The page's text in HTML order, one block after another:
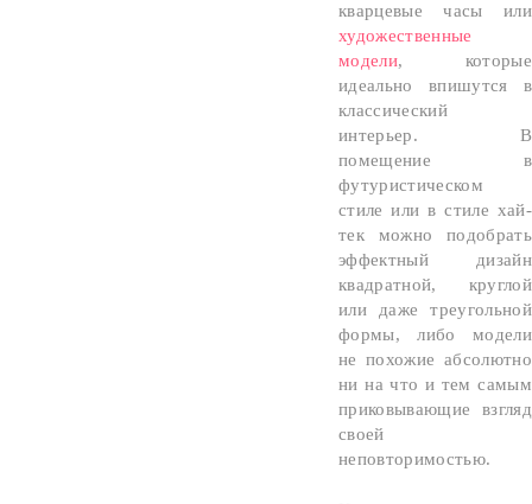
кварцевые часы или
художественные
модели, которые
идеально впишутся в
классический
интерьер. В
помещение в
футуристическом
стиле или в стиле хай-
тек можно подобрать
эффектный дизайн
квадратной, круглой
или даже треугольной
формы, либо модели
не похожие абсолютно
ни на что и тем самым
приковывающие взгляд
своей
неповторимостью.